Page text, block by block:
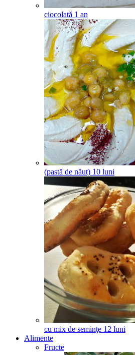
ciocolată 1 an
(pastă de năut) 10 luni
cu mix de seminţe 12 luni
Alimente
Fructe